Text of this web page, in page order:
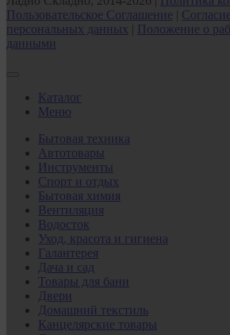
Пользовательское Соглашение |
персональных данных | Положение о
данными
Каталог
Меню
Бытовая техника
Автотовары
Инструменты
Спорт и отдых
Бытовая химия
Вентиляция
Водосток
Уход, красота и гигиена
Галантерея
Дача и сад
Товары для бани
Двери
Домашний текстиль
Канцелярские товары